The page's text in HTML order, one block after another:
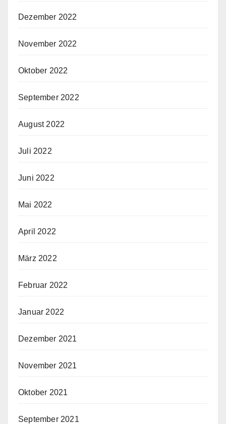
Dezember 2022
November 2022
Oktober 2022
September 2022
August 2022
Juli 2022
Juni 2022
Mai 2022
April 2022
März 2022
Februar 2022
Januar 2022
Dezember 2021
November 2021
Oktober 2021
September 2021